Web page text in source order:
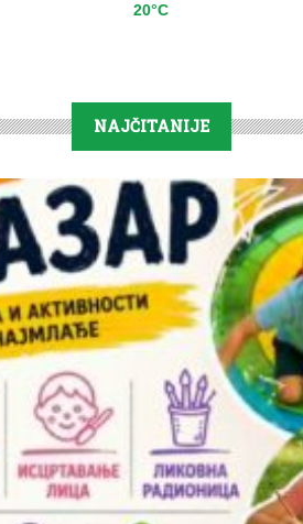
20°C
NAJČITANIJE